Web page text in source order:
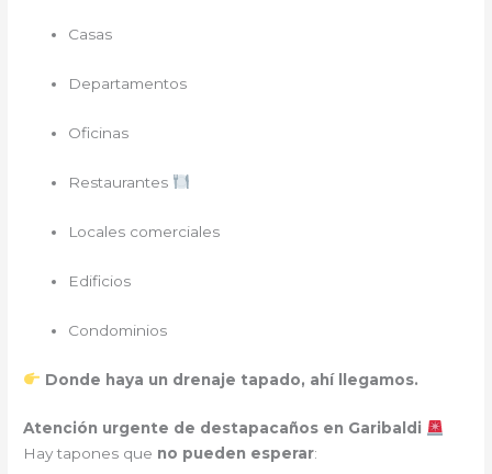
Casas
Departamentos
Oficinas
Restaurantes
Locales comerciales
Edificios
Condominios
Donde haya un drenaje tapado, ahí llegamos.
Atención urgente de destapacaños en Garibaldi
Hay tapones que no pueden esperar: